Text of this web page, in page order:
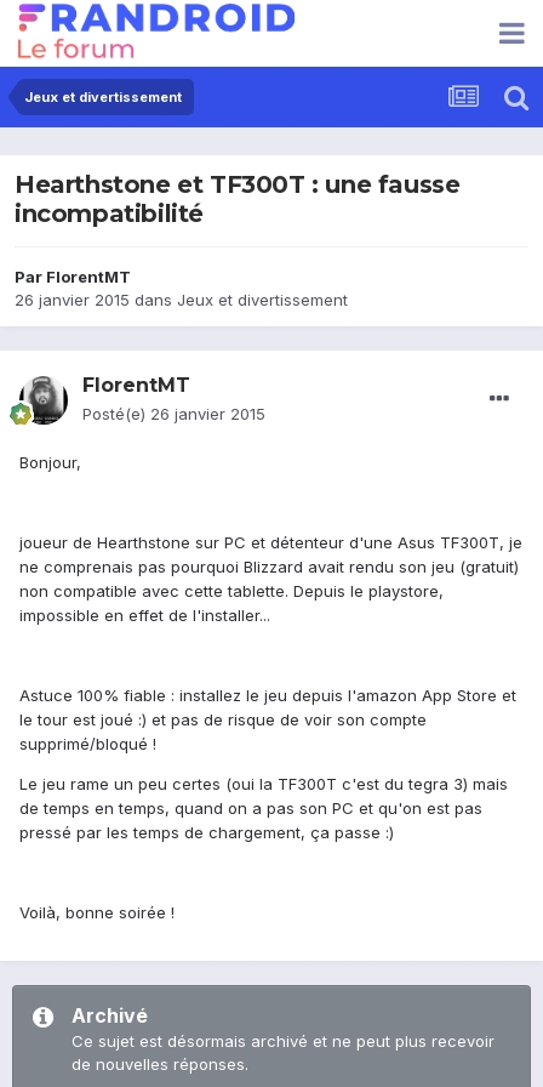
Jeux et divertissement
Hearthstone et TF300T : une fausse
incompatibilité
Par FlorentMT
26 janvier 2015 dans Jeux et divertissement
FlorentMT
Posté(e) 26 janvier 2015
Bonjour,
joueur de Hearthstone sur PC et détenteur d'une Asus TF300T, je
ne comprenais pas pourquoi Blizzard avait rendu son jeu (gratuit)
non compatible avec cette tablette. Depuis le playstore,
impossible en effet de l'installer...
Astuce 100% fiable : installez le jeu depuis l'amazon App Store et
le tour est joué :) et pas de risque de voir son compte
supprimé/bloqué !
Le jeu rame un peu certes (oui la TF300T c'est du tegra 3) mais
de temps en temps, quand on a pas son PC et qu'on est pas
pressé par les temps de chargement, ça passe :)
Voilà, bonne soirée !
Archivé
Ce sujet est désormais archivé et ne peut plus recevoir
de nouvelles réponses.